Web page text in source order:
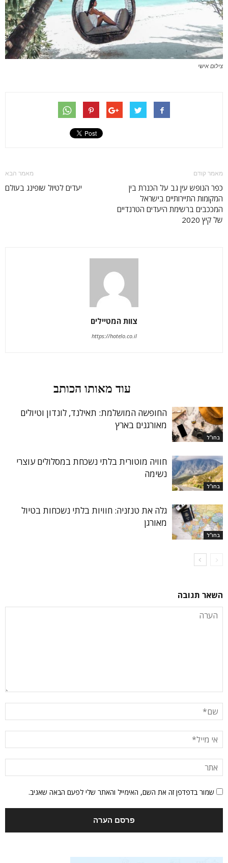
צילום אישי
מאמר קודם
כפר הנופש עין גב על הכנרת בין
המקומות התיירותיים בישראל
המככבים ברשימת היעדים הטרנדיים
של קיץ 2020
מאמר הבא
יעדים לטיול שופינג בעולם
צוות המטיילים
https://hotelo.co.il
עוד מאותו הכותב
בחו"ל
החופשה המושלמת: תאילנד, לונדון וטיולים
מאורגנים בארץ
בחו"ל
חוויה מוטורית בלתי נשכחת במסלולים עוצרי
נשימה
בחו"ל
גלה את טנזניה: חוויות בלתי נשכחות בטיול
מאורגן
השאר תגובה
שמור בדפדפן זה את השם, האימייל והאתר שלי לפעם הבאה שאגיב.